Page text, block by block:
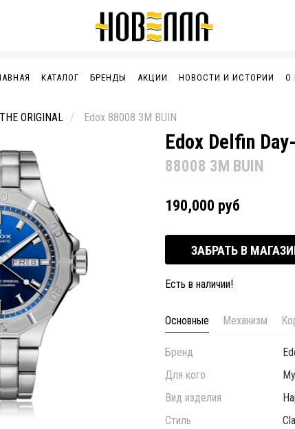
КАТАЛОГ БРЕНДЫ АКЦИИ НОВОСТИ И ИСТОРИИ О
ORIGINAL Edox 88008 3M BUIN
Edox Delfin
88008 3M BUIN
190,000 руб
ЗАБРАТЬ В
Есть в наличии!
Основные Механизм
Бренд
Для кого
Вид изделия
Стиль